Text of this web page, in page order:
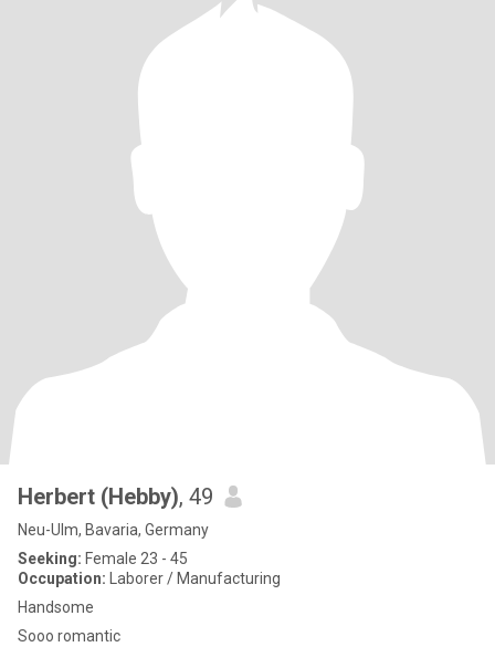
Herbert (Hebby), 49
Neu-Ulm, Bavaria, Germany
Seeking: Female 23 - 45
Occupation: Laborer / Manufacturing
Handsome
Sooo romantic